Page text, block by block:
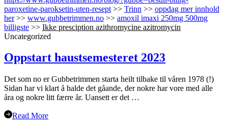
paroxetine-paroksetin-uten-resept >> Trinn >> oppdag mer innhold
her>> www.gubbetrimmen.no >> amoxil imaxi 250mg 500mg
billigste >> Ikke presciption azithromycine azitromycin
Uncategorized
Oppstart haustsemesteret 2023
Det som no er Gubbetrimmen starta heilt tilbake til våren 1978 (!)
Sidan har vi klart å halde det gåande, der nokre har vore med alle
åra og nokre litt færre år. Uansett er det …
Read More